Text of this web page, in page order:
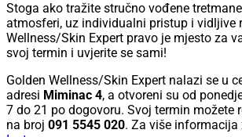
Stoga ako tražite stručno vođene
atmosferi, uz individualni pristup i vidljive
Wellness/Skin Expert pravo je mjesto za
svoj termin i uvjerite se sami!
Golden Wellness/Skin Expert nalazi se u
adresi Miminac 4, a otvoreni su od
7 do 21 po dogovoru. Svoj termin možete
na broj 091 5545 020. Za više informacija